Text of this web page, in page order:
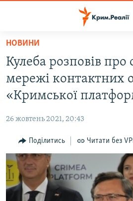
Перейти
основного
матеріалу
Перейти
до
основної
Перейти
до
пошуку
НОВИНИ
ВОДА.КРИМ
ВІДЕО ТА ФОТО
БЛОГИ
ПОГЛЯД
ІНТЕРВ'Ю
ВСЕ ЗА ДЕНЬ
СПЕЦПРОЕКТИ
НОВИНИ
Кулеба розповів про
мережі контактних
«Кримської
26 жовтень 2021, 20:43
Поділитись Читати без